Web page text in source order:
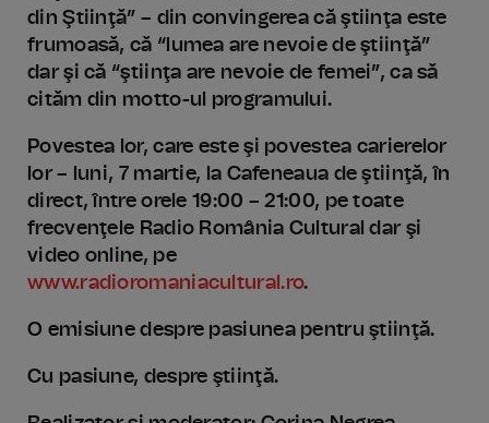
din Ştiinţă” – din convingerea că ştiinţa este
frumoasă, că “lumea are nevoie de ştiinţă”
dar şi că “ştiinţa are nevoie de femei”, ca să
cităm din motto-ul programului.
Povestea lor, care este şi povestea carierelor
lor – luni, 7 martie, la Cafeneaua de ştiinţă, în
direct, între orele 19:00 – 21:00, pe toate
frecvenţele Radio România Cultural dar şi
video online, pe
www.radioromaniacultural.ro.
O emisiune despre pasiunea pentru ştiinţă.
Cu pasiune, despre ştiinţă.